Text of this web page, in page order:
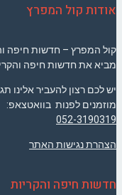
אודות קול המפרץ
קול המפרץ – חדשות חיפה
מביא את חדשות חיפה
יש לכם רצון להעביר אלינו
מוזמנים לפנות בוואטצאפ:
052-3190319
הצהרת נגישות האתר
חדשות חיפה והקריות